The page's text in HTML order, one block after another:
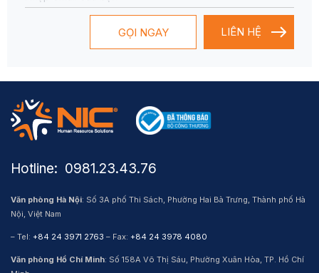
GỌI NGAY
Hotline: ​ 0981.23.43.76
Văn phòng Hà Nội: Số 3A phố Thi Sách, Phường Hai Bà Trưng, Thành phố Hà
Nội, Việt Nam
– Tel: +84 24 3971 2763 – Fax: +84 24 3978 4080
Văn phòng Hồ Chí Minh: Số 158A Võ Thị Sáu, Phường Xuân Hòa, TP. Hồ Chí